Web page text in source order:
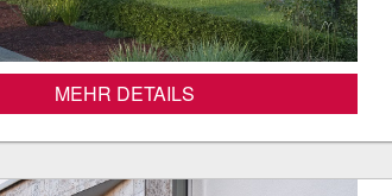
MEHR DETAILS